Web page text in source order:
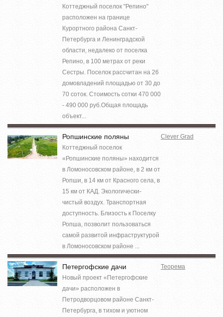
Коттеджный поселок "Репино"
расположен на границе
Курортного района Санкт-
Петербурга и Ленинградской
области, недалеко от поселка
Репино, в 100 метрах от реки
Сестры. Поселок рассчитан на 26
домовладений площадью от 30 до
70 соток. Стоимость сотки 470 000
- 490 000 руб.Общая площадь
объект...
Ропшинские поляны
Коттеджный поселок
«Ропшинские поляны» находится
в Ломоносовском районе, в 2 км от
Ропши, в 14 км от Красного села, в
15 км от КАД. Экологически-
чистый воздух. Транспортная
доступность. Близость к Поселку
Ропша, позволит пользоваться
самой развитой инфраструктурой
в Ломоносовском районе ...
Clever Grad
Петергофские дачи
Новый проект «Петергофские
дачи» расположен в
Петродворцовом районе Санкт-
Петербурга, в тихом и уютном
Теорема